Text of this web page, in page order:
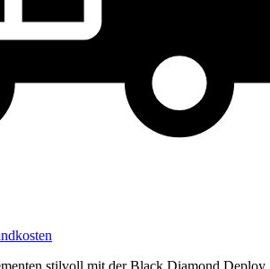
stilvoll mit der Black Diamond Deploy